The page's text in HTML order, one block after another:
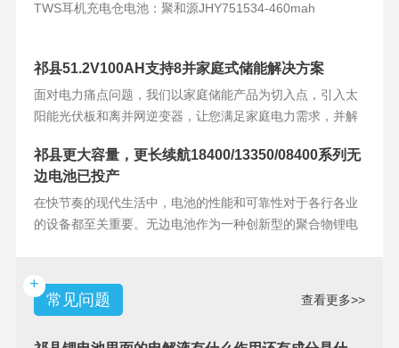
TWS耳机充电仓电池：聚和源JHY751534-460mah
祁县51.2V100AH支持8并家庭式储能解决方案
面对电力痛点问题，我们以家庭储能产品为切入点，引入太
阳能光伏板和离并网逆变器，让您满足家庭电力需求，并解
祁县更大容量，更长续航18400/13350/08400系列无
边电池已投产
在快节奏的现代生活中，电池的性能和可靠性对于各行各业
的设备都至关重要。无边电池作为一种创新型的聚合物锂电
+
常见问题
查看更多>>